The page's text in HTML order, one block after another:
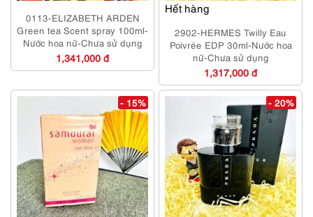
0113-ELIZABETH ARDEN
Green tea Scent spray 100ml-
Nước hoa nữ-Chưa sử dụng
1,341,000 đ
Hết hàng
2902-HERMES Twilly Eau
Poivrée EDP 30ml-Nước hoa
nữ-Chưa sử dụng
1,317,000 đ
- 15% - 20%